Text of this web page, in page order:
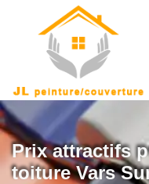
Prix attractifs
toiture Vars